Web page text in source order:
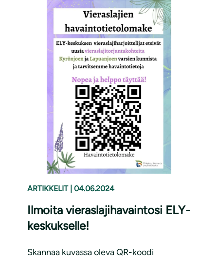
ARTIKKELIT 04.06.2024
Ilmoita vieraslajihavaintosi ELY-
keskukselle!
Skannaa kuvassa oleva QR-koodi